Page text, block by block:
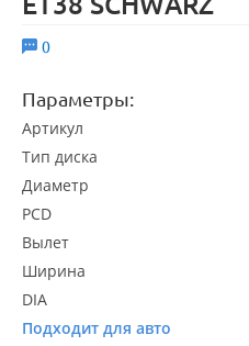
0
Параметры:
Артикул
Тип диска
Диаметр
PCD
Вылет
Ширина
DIA
Подходит для авто